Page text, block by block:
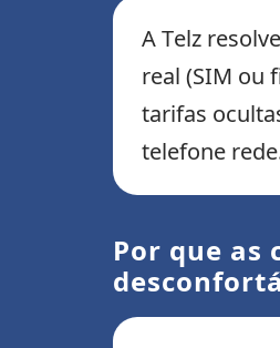
A Telz
real (SIM ou
tarifas
telefone
Por que as